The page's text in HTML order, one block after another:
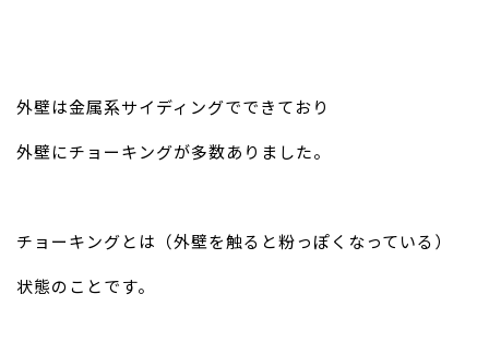
外壁は金属系サイディングでできており
外壁にチョーキングが多数ありました。
チョーキングとは（外壁を触ると粉っぽくなっている）
状態のことです。